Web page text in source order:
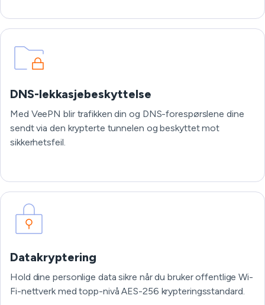
DNS-lekkasjebeskyttelse
Med VeePN blir trafikken din og DNS-forespørslene dine
sendt via den krypterte tunnelen og beskyttet mot
sikkerhetsfeil.
Datakryptering
Hold dine personlige data sikre når du bruker offentlige Wi-
Fi-nettverk med topp-nivå AES-256 krypteringsstandard.